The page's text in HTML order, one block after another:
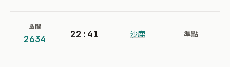
區間
2634 22:41 沙鹿 準點